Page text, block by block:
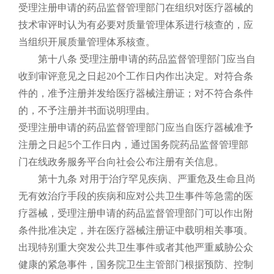
受理注册申请的药品监督管理部门在组织对医疗器械的
技术审评时认为有必要对质量管理体系进行核查的，应
当组织开展质量管理体系核查。
第十八条 受理注册申请的药品监督管理部门应当自
收到审评意见之日起20个工作日内作出决定。对符合条
件的，准予注册并发给医疗器械注册证；对不符合条件
的，不予注册并书面说明理由。
受理注册申请的药品监督管理部门应当自医疗器械准予
注册之日起5个工作日内，通过国务院药品监督管理部
门在线政务服务平台向社会公布注册有关信息。
第十九条 对用于治疗罕见疾病、严重危及生命且尚
无有效治疗手段的疾病和应对公共卫生事件等急需的医
疗器械，受理注册申请的药品监督管理部门可以作出附
条件批准决定，并在医疗器械注册证中载明相关事项。
出现特别重大突发公共卫生事件或者其他严重威胁公众
健康的紧急事件，国务院卫生主管部门根据预防、控制